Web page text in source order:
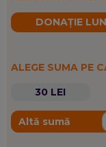
DONAȚIE
ALEGE SUMA PE
30 LEI
Altă sumă